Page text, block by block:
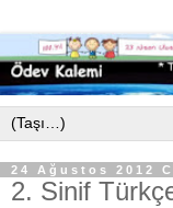
24 Ağustos 2012
2. Sinif